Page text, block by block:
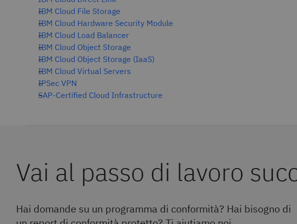
IBM Cloud File Storage
IBM Cloud Hardware Security Module
IBM Cloud Load Balancer
IBM Cloud Object Storage
IBM Cloud Object Storage (IaaS)
IBM Cloud Virtual Servers
IPSec VPN
SAP-Certified Cloud Infrastructure
Vai al passo di lavoro
Hai domande su un programma di conformità? Hai bisogno di